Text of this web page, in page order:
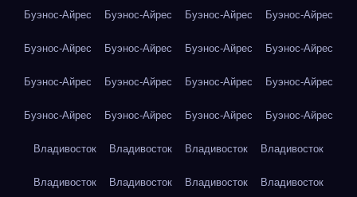
Буэнос-Айрес Буэнос-Айрес Буэнос-Айрес Буэнос-Айрес
Буэнос-Айрес Буэнос-Айрес Буэнос-Айрес Буэнос-Айрес
Буэнос-Айрес Буэнос-Айрес Буэнос-Айрес Буэнос-Айрес
Буэнос-Айрес Буэнос-Айрес Буэнос-Айрес Буэнос-Айрес
Владивосток Владивосток Владивосток Владивосток
Владивосток Владивосток Владивосток Владивосток